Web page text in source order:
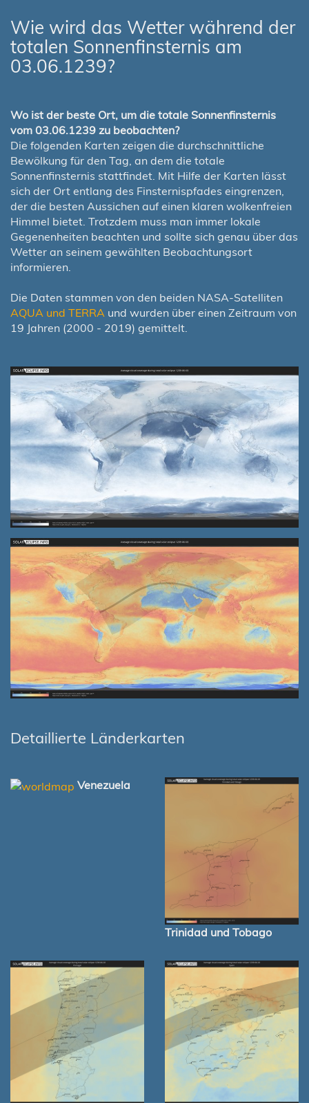
Wie wird das Wetter während der
totalen Sonnenfinsternis am
03.06.1239?
Wo ist der beste Ort, um die totale Sonnenfinsternis
vom 03.06.1239 zu beobachten?
Die folgenden Karten zeigen die durchschnittliche
Bewölkung für den Tag, an dem die totale
Sonnenfinsternis stattfindet. Mit Hilfe der Karten lässt
sich der Ort entlang des Finsternispfades eingrenzen,
der die besten Aussichen auf einen klaren wolkenfreien
Himmel bietet. Trotzdem muss man immer lokale
Gegenenheiten beachten und sollte sich genau über das
Wetter an seinem gewählten Beobachtungsort
informieren.
Die Daten stammen von den beiden NASA-Satelliten
AQUA und TERRA und wurden über einen Zeitraum von
19 Jahren (2000 - 2019) gemittelt.
Detaillierte Länderkarten
Venezuela
Trinidad und Tobago